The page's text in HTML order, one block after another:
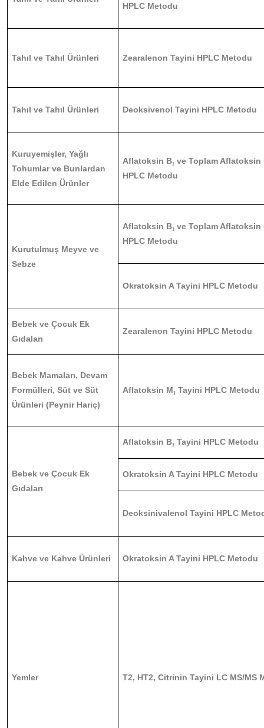
HPLC Metodu
Tahıl ve Tahıl Ürünleri Zearalenon Tayini HPLC Metodu
Tahıl ve Tahıl Ürünleri Deoksivenol Tayini HPLC Metodu
Kuruyemişler, Yağlı
Tohumlar ve Bunlardan
Elde Edilen Ürünler
Aflatoksin B₁ ve Toplam Aflatoksin
HPLC Metodu
Kurutulmuş Meyve ve
Sebze
Aflatoksin B₁ ve Toplam Aflatoksin
HPLC Metodu
Okratoksin A Tayini HPLC Metodu
Bebek ve Çocuk Ek
Gıdaları
Zearalenon Tayini HPLC Metodu
Bebek Mamaları, Devam
Formülleri, Süt ve Süt
Ürünleri (Peynir Hariç)
Aflatoksin M₁ Tayini HPLC Metodu
Bebek ve Çocuk Ek
Gıdaları
Aflatoksin B₁ Tayini HPLC Metodu
Okratoksin A Tayini HPLC Metodu
Deoksinivalenol Tayini HPLC
Kahve ve Kahve Ürünleri Okratoksin A Tayini HPLC Metodu
Yemler T2, HT2, Citrinin Tayini LC MS/MS